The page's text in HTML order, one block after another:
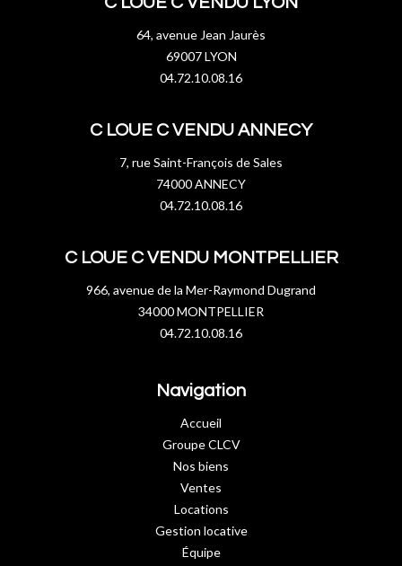
64, avenue Jean Jaurès
69007 LYON
04.72.10.08.16
C LOUE C VENDU ANNECY
7, rue Saint-François de Sales
74000 ANNECY
04.72.10.08.16
C LOUE C VENDU MONTPELLIER
966, avenue de la Mer-Raymond Dugrand
34000 MONTPELLIER
04.72.10.08.16
Navigation
Accueil
Groupe CLCV
Nos biens
Ventes
Locations
Gestion locative
Équipe